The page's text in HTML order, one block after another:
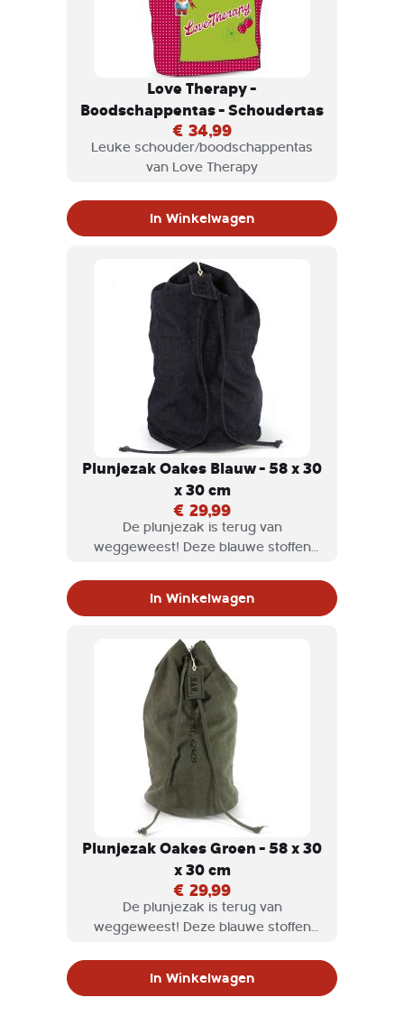
Love Therapy -
Boodschappentas - Schoudertas
€ 34,99
Leuke schouder/boodschappentas
van Love Therapy
In Winkelwagen
Plunjezak Oakes Blauw - 58 x 30
x 30 cm
€ 29,99
De plunjezak is terug van
weggeweest! Deze blauwe stoffen
In Winkelwagen
Plunjezak Oakes Groen - 58 x 30
x 30 cm
€ 29,99
De plunjezak is terug van
weggeweest! Deze blauwe stoffen
In Winkelwagen